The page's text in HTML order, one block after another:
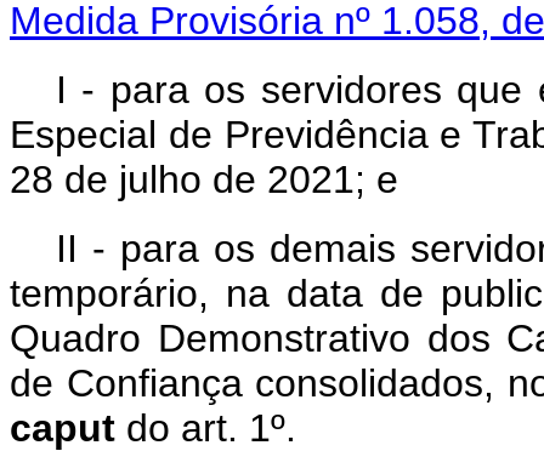
Medida Provisória nº 1.058,
I - para os servidores que
Especial de Previdência e
28 de julho de 2021; e
II - para os demais
temporário, na data de
Quadro Demonstrativo dos
de Confiança consolidados,
caput do art. 1º.